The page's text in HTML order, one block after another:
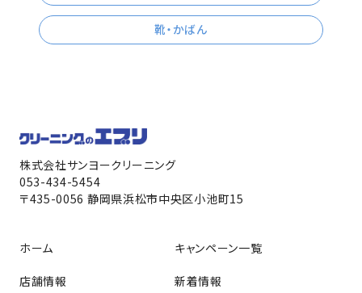
靴・かばん
株式会社サンヨークリーニング
053-434-5454
〒435-0056 静岡県浜松市中央区小池町15
ホーム
店舗情報
キャンペーン一覧
新着情報